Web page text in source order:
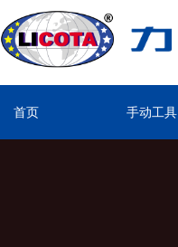
首页 手动工具